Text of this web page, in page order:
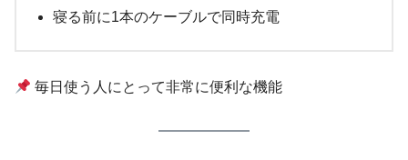
寝る前に1本のケーブルで同時充電
毎日使う人にとって非常に便利な機能